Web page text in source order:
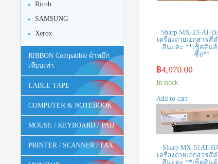
Sharp MX-23-AT-
เครื่องถ่ายเอกสารสี
สีนะคะ **เช็คสิน
ซื้อ**
฿4,070.00
In stock
Add to cart
Sharp MX-51AT-
เครื่องถ่ายเอกสารสี
สีนะคะ **เช็คสิน
Ricoh
SAMSUNG
Xerox
RIBBON Compatible ผ้าหมึก
เทียบเท่า
LABLE TAPE
COMPUTER & NOTEBOOK
MOUSE / KEYBOARD / PAD
PRINTER / SCANNER / FAX